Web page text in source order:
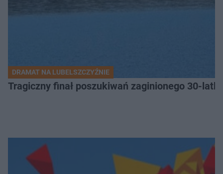
DRAMAT NA LUBELSZCZYŹNIE
Tragiczny finał poszukiwań zaginionego 30-